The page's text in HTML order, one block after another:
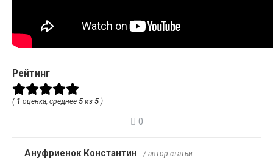
Рейтинг
( 1 оценка, среднее 5 из 5 )
0
Ануфриенок Константин / автор статьи